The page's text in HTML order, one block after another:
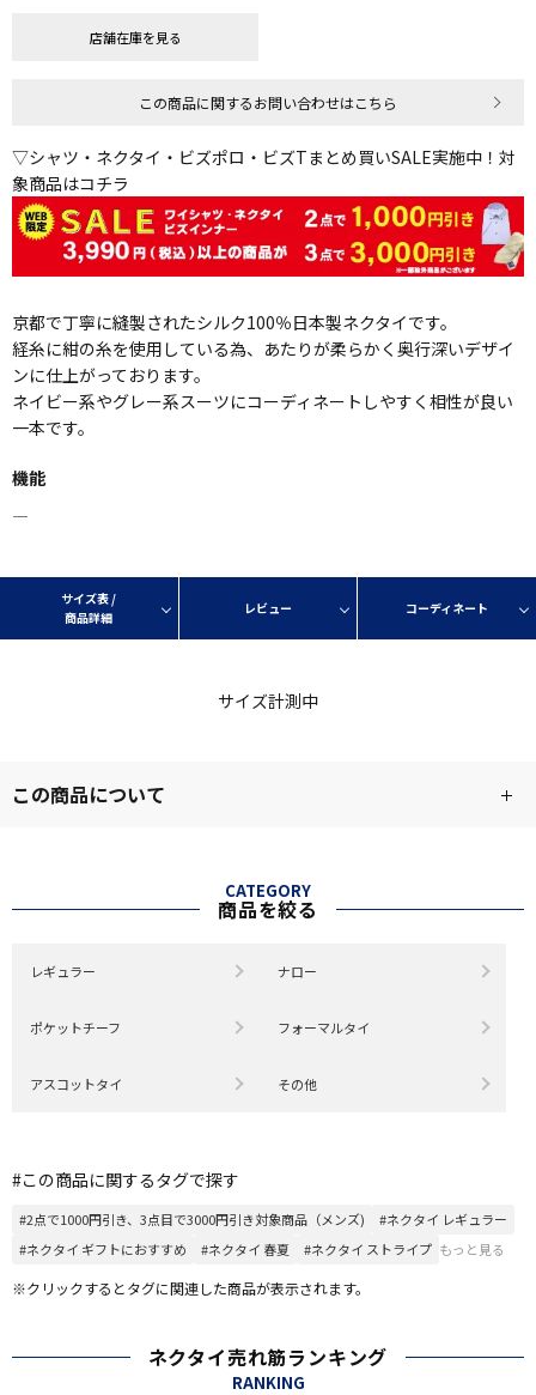
店舗在庫を見る
この商品に関するお問い合わせはこちら
▽シャツ・ネクタイ・ビズポロ・ビズTまとめ買いSALE実施中！対
象商品はコチラ
京都で丁寧に縫製されたシルク100％日本製ネクタイです。
経糸に紺の糸を使用している為、あたりが柔らかく奥行深いデザイ
ンに仕上がっております。
ネイビー系やグレー系スーツにコーディネートしやすく相性が良い
一本です。
機能
―
サイズ表 /
商品詳細
レビュー コーディネート
サイズ計測中
この商品について
CATEGORY
商品を絞る
レギュラー ナロー
ポケットチーフ フォーマルタイ
アスコットタイ その他
#この商品に関するタグで探す
#2点で1000円引き、3点目で3000円引き対象商品（メンズ)
#ネクタイ レギュラー
#ネクタイ ギフトにおすすめ
#ネクタイ 春夏 #ネクタイ ストライプ もっと見る
※クリックするとタグに関連した商品が表示されます。
ネクタイ売れ筋ランキング
RANKING